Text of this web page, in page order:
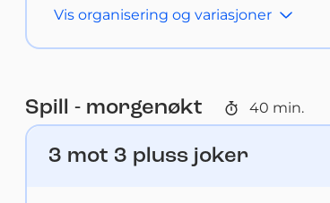
Vis organisering og variasjoner
Spill - morgenøkt 40 min.
3 mot 3 pluss joker